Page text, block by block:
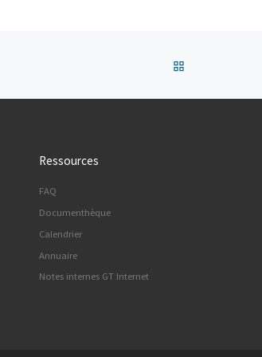
Retour à la
Ressources
FAQ
Documenthèque
Calendrier
Annuaire
Notes internes GT Internet